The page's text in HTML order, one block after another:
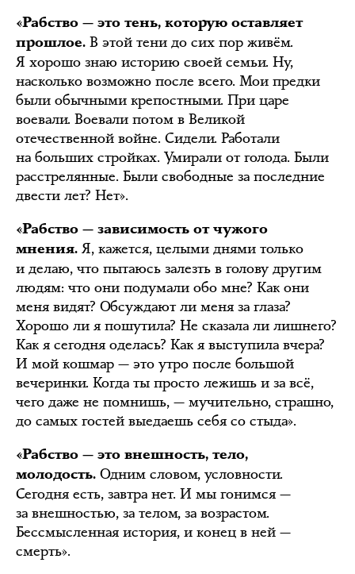
«Рабство — это тень, которую оставляет
прошлое. В этой тени до сих пор живём.
Я хорошо знаю историю своей семьи. Ну,
насколько возможно после всего. Мои предки
были обычными крепостными. При царе
воевали. Воевали потом в Великой
отечественной войне. Сидели. Работали
на больших стройках. Умирали от голода. Были
расстрелянные. Были свободные за последние
двести лет? Нет».
«Рабство — зависимость от чужого
мнения. Я, кажется, целыми днями только
и делаю, что пытаюсь залезть в голову другим
людям: что они подумали обо мне? Как они
меня видят? Обсуждают ли меня за глаза?
Хорошо ли я пошутила? Не сказала ли лишнего?
Как я сегодня оделась? Как я выступила вчера?
И мой кошмар — это утро после большой
вечеринки. Когда ты просто лежишь и за всё,
чего даже не помнишь, — мучительно, страшно,
до самых гостей выедаешь себя со стыда».
«Рабство — это внешность, тело,
молодость. Одним словом, условности.
Сегодня есть, завтра нет. И мы гонимся —
за внешностью, за телом, за возрастом.
Бессмысленная история, и конец в ней —
смерть».